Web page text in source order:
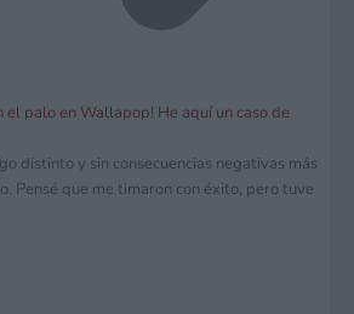
el palo en Wallapop! He aquí un caso de
distinto y sin consecuencias negativas más
Pensé que me timaron con éxito, pero tuve